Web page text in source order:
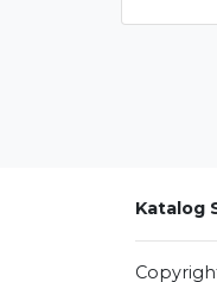
Katalog